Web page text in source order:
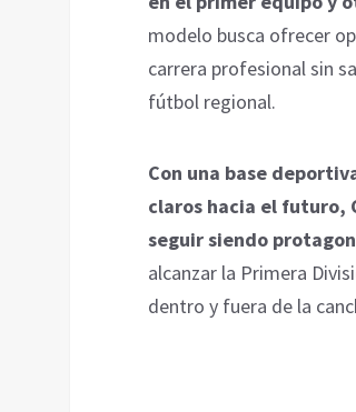
modelo busca ofrecer
carrera profesional sin
fútbol regional.
Con una base
claros hacia el futuro,
seguir siendo
alcanzar la Primera
dentro y fuera de la